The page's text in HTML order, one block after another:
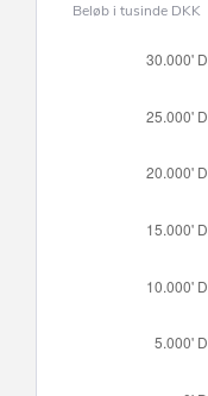
Beløb i tusinde DKK